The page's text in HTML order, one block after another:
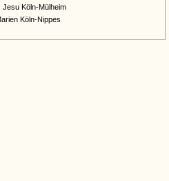
Köln-Mülheim
Köln-Nippes